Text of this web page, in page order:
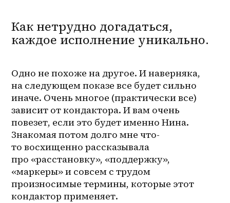
Как нетрудно догадаться,
каждое исполнение уникально.
Одно не похоже на другое. И наверняка,
на следующем показе все будет сильно
иначе. Очень многое (практически все)
зависит от кондактора. И вам очень
повезет, если это будет именно Нина.
Знакомая потом долго мне что-
то восхищенно рассказывала
про «расстановку», «поддержку»,
«маркеры» и совсем с трудом
произносимые термины, которые этот
кондактор применяет.